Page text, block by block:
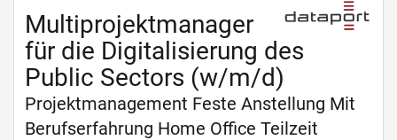
Multiprojektmanager
für die Digitalisierung des
Public Sectors (w/m/d)
Projektmanagement Feste Anstellung Mit
Berufserfahrung Home Office Teilzeit